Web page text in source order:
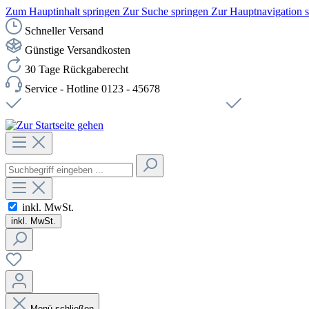
Zum Hauptinhalt springen Zur Suche springen Zur Hauptnavigation
Schneller Versand
Günstige Versandkosten
30 Tage Rückgaberecht
Service - Hotline 0123 - 45678
inkl. MwSt.
inkl. MwSt.